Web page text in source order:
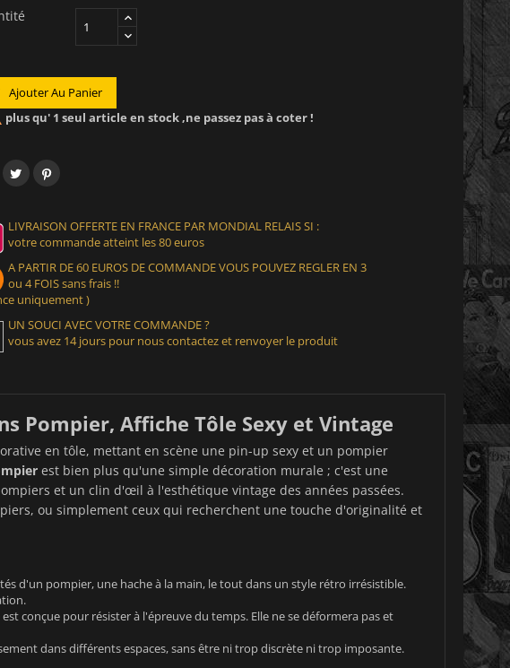
Ajouter Au Panier
plus qu' 1 seul article en stock ,ne passez pas à coter !
LIVRAISON OFFERTE EN FRANCE PAR MONDIAL RELAIS SI :
votre commande atteint les 80 euros
A PARTIR DE 60 EUROS DE COMMANDE VOUS POUVEZ REGLER EN 3
ou 4 FOIS sans frais !!
uniquement )
UN SOUCI AVEC VOTRE COMMANDE ?
vous avez 14 jours pour nous contactez et renvoyer le produit
Pompier, Affiche Tôle Sexy et Vintage
en tôle, mettant en scène une pin-up sexy et un pompier
est bien plus qu'une simple décoration murale ; c'est une
et un clin d'œil à l'esthétique vintage des années passées.
ou simplement ceux qui recherchent une touche d'originalité et
d'un pompier, une hache à la main, le tout dans un style rétro irrésistible.
conçue pour résister à l'épreuve du temps. Elle ne se déformera pas et
dans différents espaces, sans être ni trop discrète ni trop imposante.